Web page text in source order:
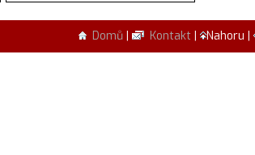
Nahoru |
Kontakt |
Domů |